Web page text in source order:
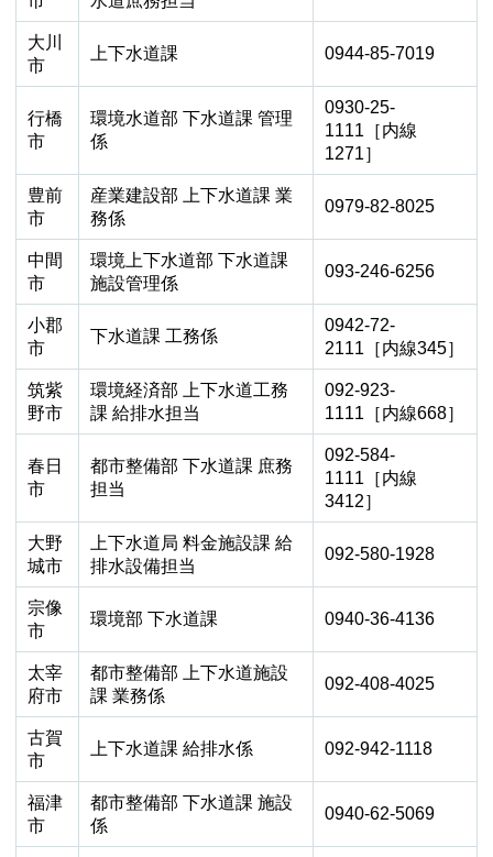
大川
市
上下水道課 0944-85-7019
行橋
市
環境水道部 下水道課 管理
係
0930-25-
1111［内線
1271］
豊前
市
産業建設部 上下水道課 業
務係
0979-82-8025
中間
市
環境上下水道部 下水道課
施設管理係
093-246-6256
小郡
市
下水道課 工務係
0942-72-
2111［内線345］
筑紫
野市
環境経済部 上下水道工務
課 給排水担当
092-923-
1111［内線668］
春日
市
都市整備部 下水道課 庶務
担当
092-584-
1111［内線
3412］
大野
城市
上下水道局 料金施設課 給
排水設備担当
092-580-1928
宗像
市
環境部 下水道課 0940-36-4136
太宰
府市
都市整備部 上下水道施設
課 業務係
092-408-4025
古賀
市
上下水道課 給排水係 092-942-1118
福津
市
都市整備部 下水道課 施設
係
0940-62-5069